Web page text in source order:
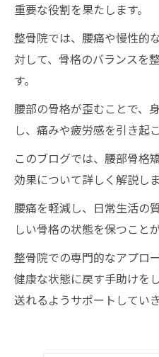
重要な役割を果たします。
整骨院では、腰痛や慢性的
対して、骨格のバランスを
す。
腰部の骨格が歪むことで、
し、痛みや疲労感を引き起こ
このブログでは、腰部骨格
効果について詳しく解説しま
腰痛を軽減し、日常生活の
しい骨格の状態を保つこと
整骨院での専門的なアプロ
健康な状態に戻す手助けを
送れるようサポートしていき